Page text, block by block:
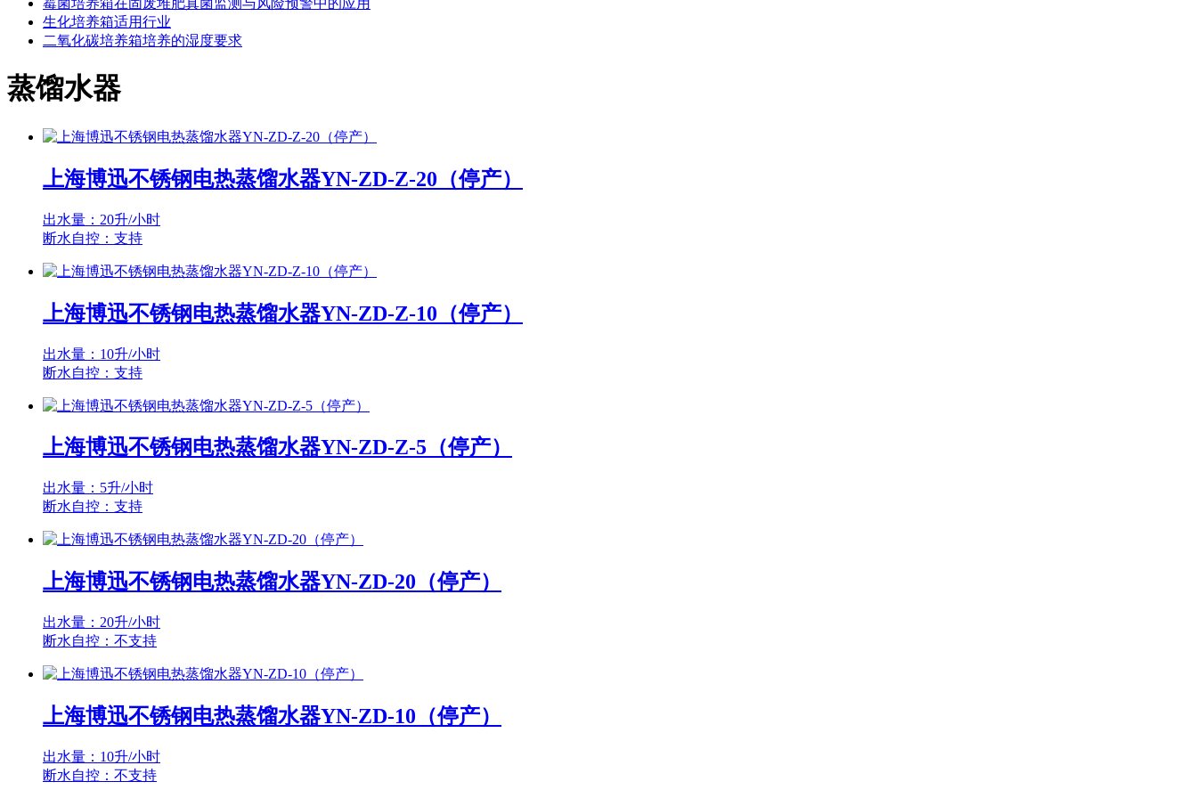
霉菌培养箱在固废堆肥真菌监测与风险预警中的应用
生化培养箱适用行业
二氧化碳培养箱培养的湿度要求
蒸馏水器
上海博迅不锈钢电热蒸馏水器YN-ZD-Z-20（停产）
出水量：20升/小时
断水自控：支持
上海博迅不锈钢电热蒸馏水器YN-ZD-Z-10（停产）
出水量：10升/小时
断水自控：支持
上海博迅不锈钢电热蒸馏水器YN-ZD-Z-5（停产）
出水量：5升/小时
断水自控：支持
上海博迅不锈钢电热蒸馏水器YN-ZD-20（停产）
出水量：20升/小时
断水自控：不支持
上海博迅不锈钢电热蒸馏水器YN-ZD-10（停产）
出水量：10升/小时
断水自控：不支持